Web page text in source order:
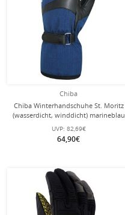
Chiba
Chiba Winterhandschuhe St. Moritz
(wasserdicht, winddicht) marineblau
- 1 Paar
UVP: 82,69€
64,90€